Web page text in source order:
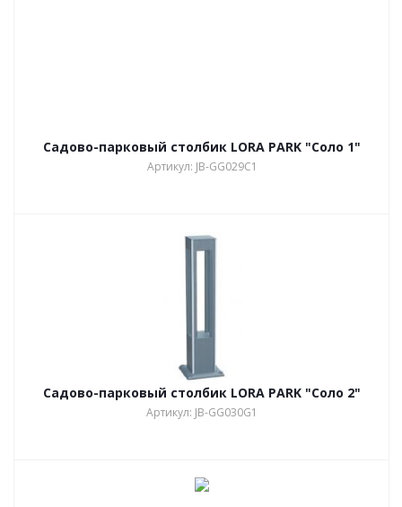
Садово-парковый столбик LORA PARK "Соло 1"
Артикул: JB-GG029C1
Садово-парковый столбик LORA PARK "Соло 2"
Артикул: JB-GG030G1